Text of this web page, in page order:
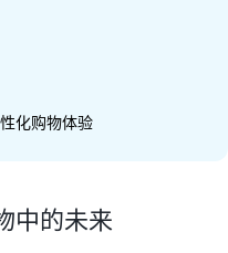
化购物体验
中的未来